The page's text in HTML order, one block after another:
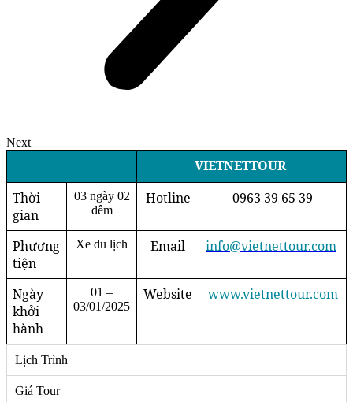
Next
VIETNETTOUR
Thời
gian
03 ngày 02
đêm
Hotline 0963 39 65 39
Phương
tiện
Xe du lịch Email info@vietnettour.com
Ngày
khởi
hành
01 –
03/01/2025
Website www.vietnettour.com
Lịch Trình
Giá Tour